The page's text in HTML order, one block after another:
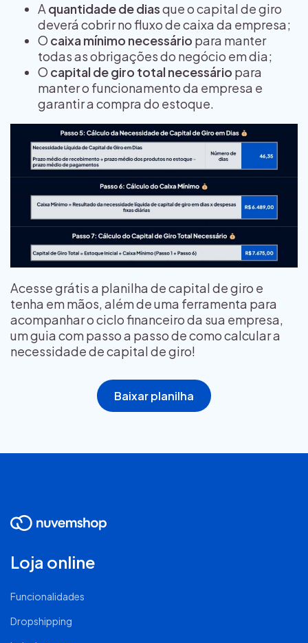
A quantidade de diasque o capital de giro
deverá cobrir no fluxo de caixa da empresa;
O caixa mínimo necessário para manter
todas as obrigações do negócio em dia;
O capital de giro total necessário para
manter o funcionamento da empresa e
garantir a compra do estoque.
Acesse grátis a planilha de capital de giro e
tenha em mãos, além de uma ferramenta para
acompanhar o ciclo financeiro da sua empresa,
um guia com passo a passo de como calcular a
necessidade de capital de giro!
Baixar planilha
Loja online
Funcionalidades
Dropshipping